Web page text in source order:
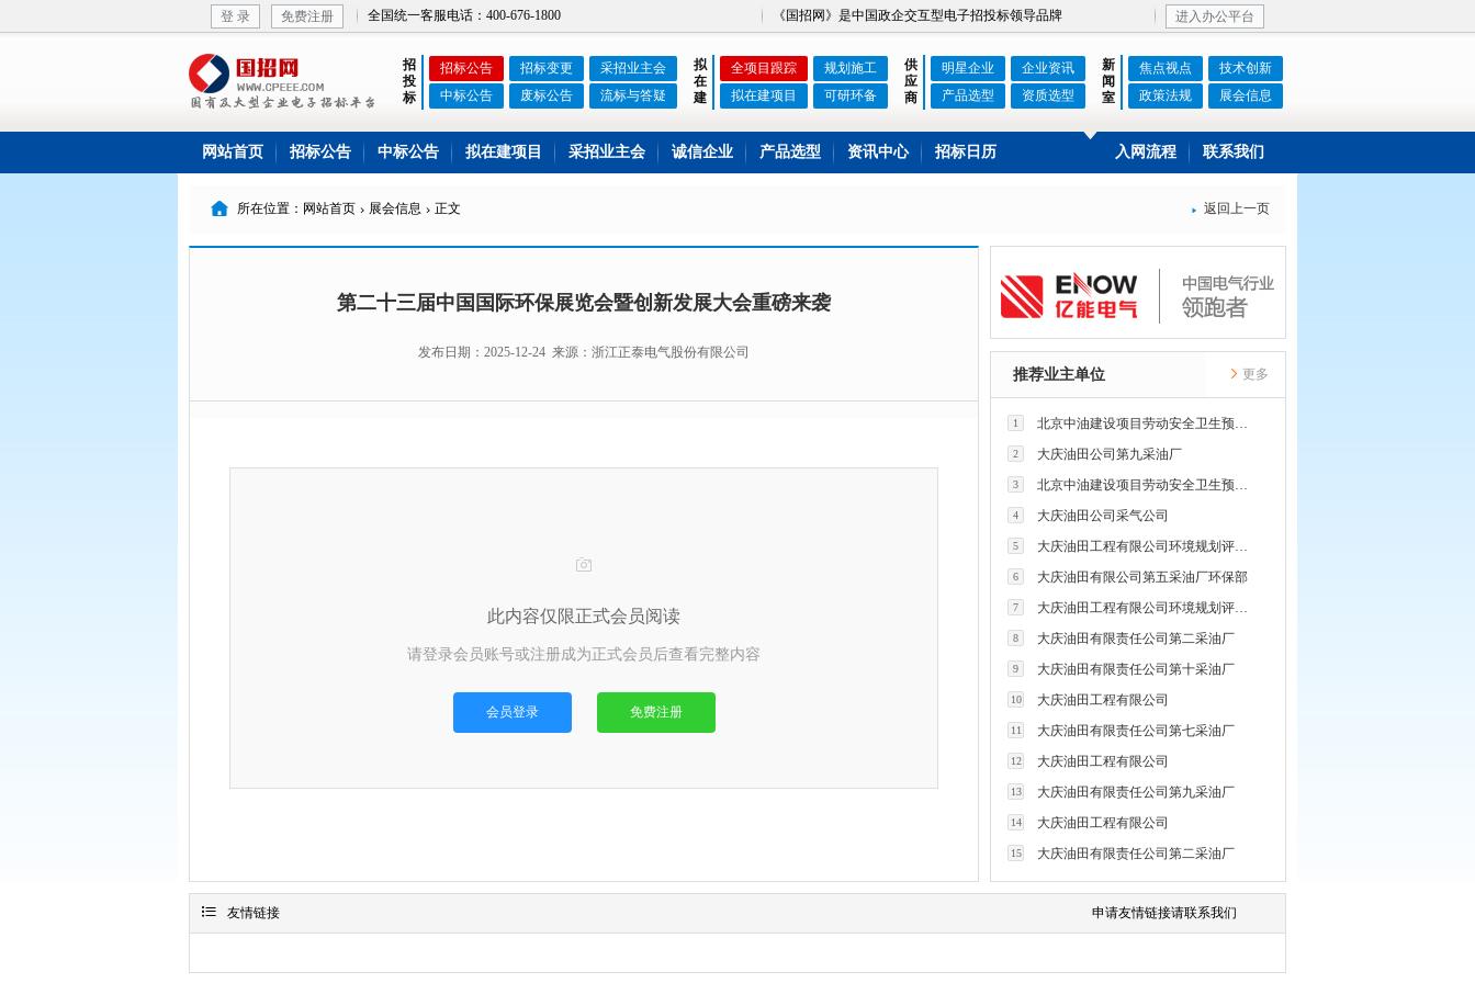
登 录 免费注册 全国统一客服电话：400-676-1800 《国招网》是中国政企交互型电子招投标领导品牌 进入办公平台
招
投
标
招标公告 招标变更 采招业主会
拟
在
建
全项目跟踪 规划施工
供
应
商
明星企业 企业资讯
新
闻
室
焦点视点
技术创新
中标公告
废标公告 流标与答疑 拟在建项目 可研环备 产品选型 资质选型 政策法规 展会信息
网站首页 招标公告 中标公告 拟在建项目 采招业主会 诚信企业 产品选型 资讯中心 招标日历 入网流程 联系我们
 所在位置：网站首页  展会信息  正文  返回上一页
第二十三届中国国际环保展览会暨创新发展大会重磅来袭
发布日期：2025-12-24 来源：浙江正泰电气股份有限公司
推荐业主单位 更多
1 北京中油建设项目劳动安全卫生预评价有限公司
2 大庆油田公司第九采油厂
3 北京中油建设项目劳动安全卫生预评价有限公司
4 大庆油田公司采气公司
5 大庆油田工程有限公司环境规划评价技术研究所
6 大庆油田有限公司第五采油厂环保部
7 大庆油田工程有限公司环境规划评价技术研究所
8 大庆油田有限责任公司第二采油厂
9 大庆油田有限责任公司第十采油厂
10 大庆油田工程有限公司
11 大庆油田有限责任公司第七采油厂
12 大庆油田工程有限公司
13 大庆油田有限责任公司第九采油厂
14 大庆油田工程有限公司
15 大庆油田有限责任公司第二采油厂

此内容仅限正式会员阅读
请登录会员账号或注册成为正式会员后查看完整内容
会员登录 免费注册
 友情链接 申请友情链接请联系我们